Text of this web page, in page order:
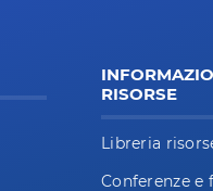
RISORSE
Libreria
Conferenze e